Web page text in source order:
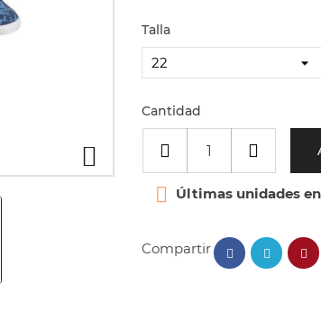

Talla
Cantidad
 Últimas unidades
Compartir